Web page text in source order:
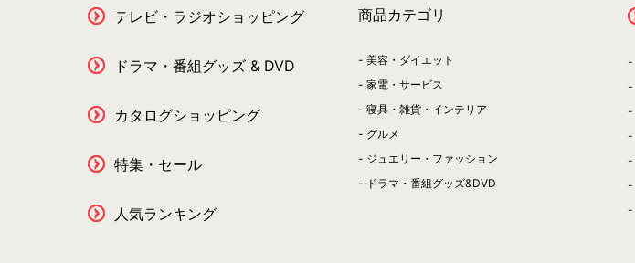
テレビ・ラジオショッピング
ドラマ・番組グッズ & DVD
カタログショッピング
特集・セール
人気ランキング
商品カテゴリ
美容・ダイエット
家電・サービス
寝具・雑貨・インテリア
グルメ
ジュエリー・ファッション
ドラマ・番組グッズ&DVD